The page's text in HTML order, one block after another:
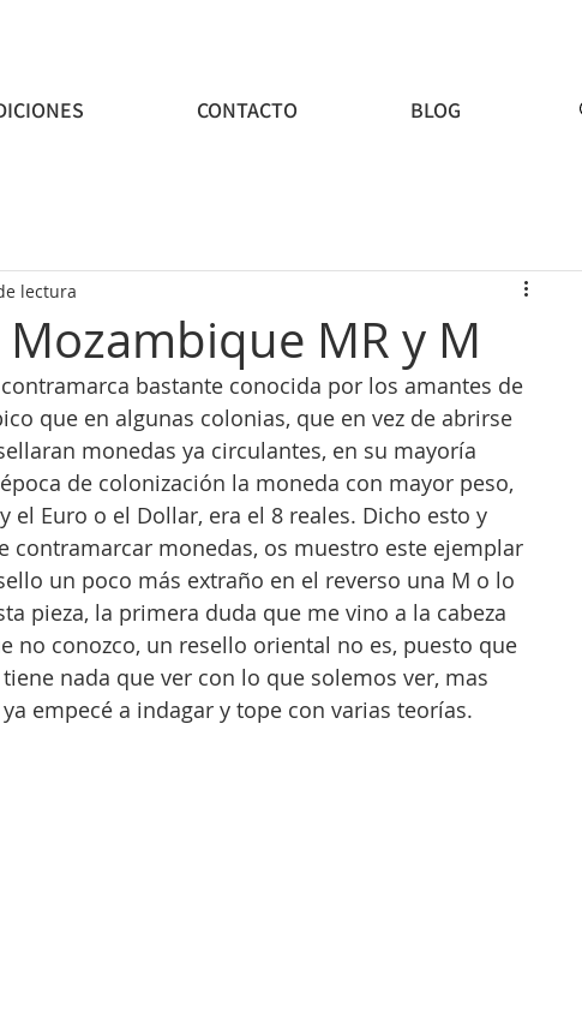
CONTACTO BLOG
Mozambique MR y M
lectura
bastante conocida por los amantes de
que en algunas colonias, que en vez de abrirse
monedas ya circulantes, en su mayoría
de colonización la moneda con mayor peso,
el Euro o el Dollar, era el 8 reales. Dicho esto y
contramarcar monedas, os muestro este ejemplar
un poco más extraño en el reverso una M o lo
pieza, la primera duda que me vino a la cabeza
no conozco, un resello oriental no es, puesto que
nada que ver con lo que solemos ver, mas
empecé a indagar y tope con varias teorías.